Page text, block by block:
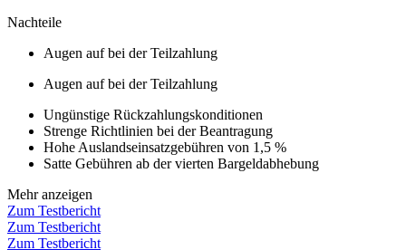
Nachteile
Augen auf bei der Teilzahlung
Augen auf bei der Teilzahlung
Ungünstige Rückzahlungskonditionen
Strenge Richtlinien bei der Beantragung
Hohe Auslandseinsatzgebühren von 1,5 %
Satte Gebühren ab der vierten Bargeldabhebung
Mehr anzeigen
Zum Testbericht
Zum Testbericht
Zum Testbericht